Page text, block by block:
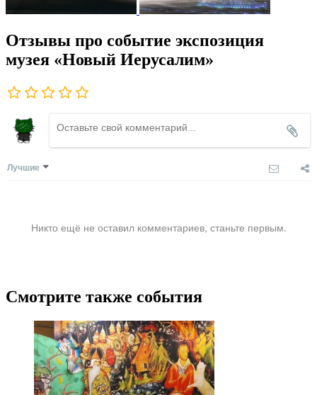
Отзывы про событие экспозиция
музея «Новый Иерусалим»
Лучшие
Никто ещё не оставил комментариев, станьте первым.
Смотрите также события